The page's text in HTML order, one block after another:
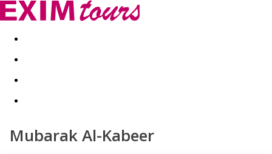
Akční nabídky Last minute
Mubarak Al-Kabeer